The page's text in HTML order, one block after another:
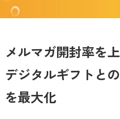
ブログ
メルマガ開封率を
デジタルギフトと
を最大化